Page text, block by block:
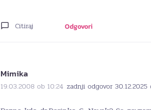
Citiraj Odgovori
Mimika
19.03.2008 ob 10:24 zadnji odgovor 30.12.2025